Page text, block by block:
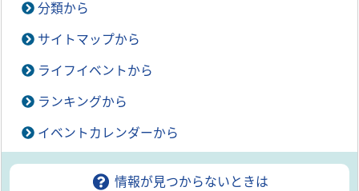
分類から
サイトマップから
ライフイベントから
ランキングから
イベントカレンダーから
情報が見つからないときは